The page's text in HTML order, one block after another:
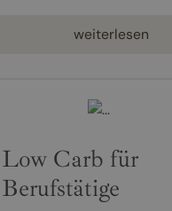
weiterlesen
Low Carb für
Berufstätige